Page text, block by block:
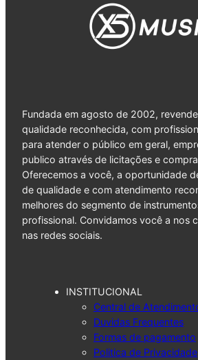
Fundada em agosto de 2002,
qualidade reconhecida, com
para atender o público em geral,
publico através de licitações e
Oferecemos a você, a oportunidade
de qualidade e com atendimento
melhores do segmento de
profissional. Convidamos você a nos
nas redes sociais.
INSTITUCIONAL
Central de
Duvidas Frequentes
Formas de pagamento
Politica de Privacidade